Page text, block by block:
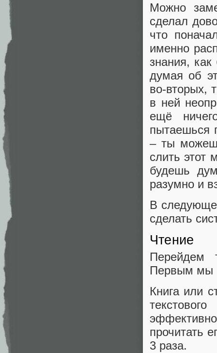
Можно
сделал
что
именно
знания,
думая об
во-вторых,
в ней
ещё
пытаешься
– ты
слить этот
будешь
разумно и
В
сделать
Чтение
Перейдем
Первым мы
Книга или
прочитать
3 раза.